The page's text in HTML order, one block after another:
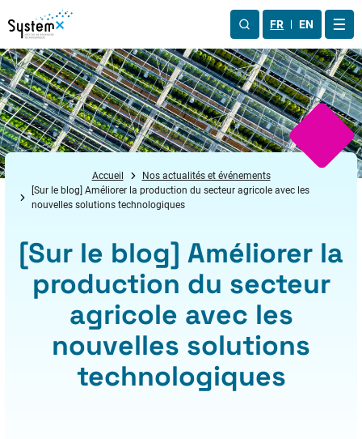
Aller au menu
Aller au contenu
Aller au pied de page
FR EN
Accueil
Nos actualités et événements
[Sur le blog] Améliorer la production du secteur agricole avec les
nouvelles solutions technologiques
[Sur le blog] Améliorer la
production du secteur
agricole avec les
nouvelles solutions
technologiques